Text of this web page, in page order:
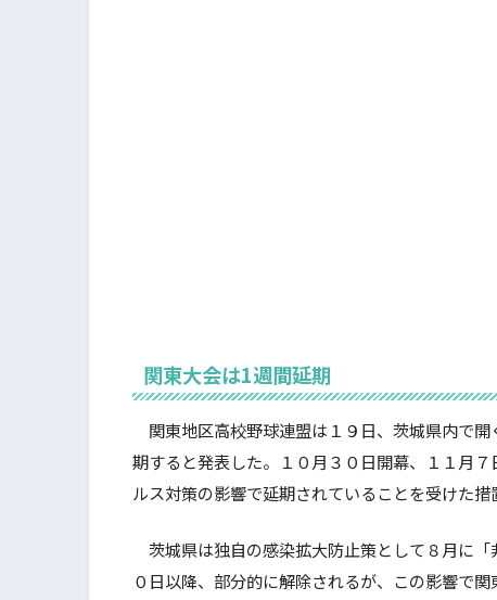
関東大会は1週間延期
関東地区高校野球連盟は１９日、茨城県内で
期すると発表した。１０月３０日開幕、１１月
ルス対策の影響で延期されていることを受けた措
茨城県は独自の感染拡大防止策として８月に
０日以降、部分的に解除されるが、この影響で